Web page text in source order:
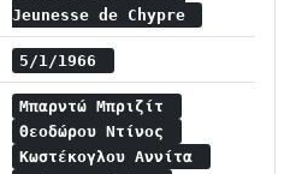
Jeunesse de Chypre
5/1/1966
Μπαρντώ Μπριζίτ
Θεοδώρου Ντίνος
Κωστέκογλου Αννίτα